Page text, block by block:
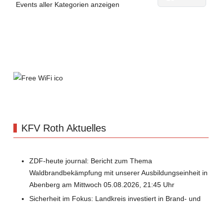
Events aller Kategorien anzeigen
KFV Roth Aktuelles
ZDF-heute journal: Bericht zum Thema
Waldbrandbekämpfung mit unserer Ausbildungseinheit in
Abenberg am Mittwoch 05.08.2026, 21:45 Uhr
Sicherheit im Fokus: Landkreis investiert in Brand- und